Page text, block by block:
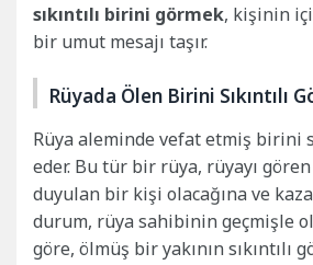
sıkıntılı birini görmek, kişinin
bir umut mesajı taşır.
Rüyada Ölen Birini Sıkıntılı
Rüya aleminde vefat etmiş birini
eder. Bu tür bir rüya, rüyayı
duyulan bir kişi olacağına ve
durum, rüya sahibinin geçmişle
göre, ölmüş bir yakının